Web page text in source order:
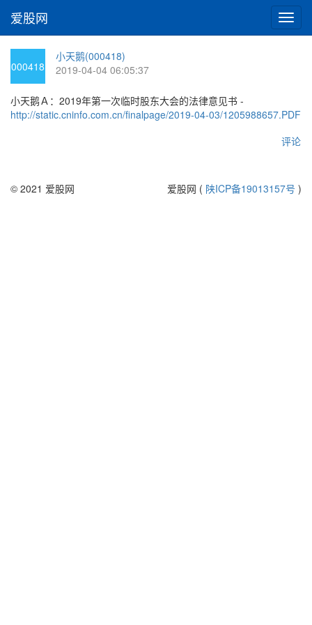
切
换
爱股网
000418
小天鹅(000418)
2019-04-04 06:05:37
小天鹅Ａ：2019年第一次临时股东大会的法律意见书 -
http://static.cninfo.com.cn/finalpage/2019-04-03/1205988657.PDF
评论
© 2021 爱股网 爱股网 ( 陕ICP备19013157号 )